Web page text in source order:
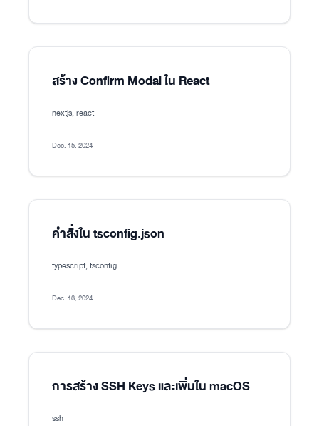
สร้าง Confirm Modal ใน React
nextjs, react
Dec. 15, 2024
คำสั่งใน tsconfig.json
typescript, tsconfig
Dec. 13, 2024
การสร้าง SSH Keys และเพิ่มใน macOS
ssh